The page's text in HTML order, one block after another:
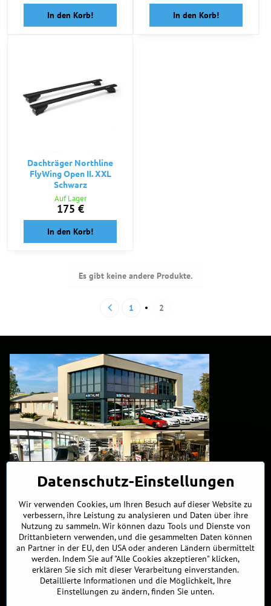
In den Korb! In den Korb!
Dachträger Northline
FlyWing Open II. XXL
Schwarz
Auf Lager
175 €
In den Korb!
Es gibt keine andere Produkte.
1 2
Kontakte
+421 902 255 255
ÖFFNUNGSZEITEN
MO, DIE, MITT, FREI9:00 - 17:00
Datenschutz-Einstellungen
Wir verwenden Cookies, um Ihren Besuch auf dieser Website zu
verbessern, ihre Leistung zu analysieren und Daten über ihre
Nutzung zu sammeln. Wir können dazu Tools und Dienste von
Drittanbietern verwenden, und die gesammelten Daten können
an Partner in der EU, den USA oder anderen Ländern übermittelt
werden. Indem Sie auf "Alle Cookies akzeptieren" klicken,
erklären Sie sich mit dieser Verarbeitung einverstanden.
Detaillierte Informationen und die Möglichkeit, Ihre
Einstellungen zu ändern, finden Sie unten.